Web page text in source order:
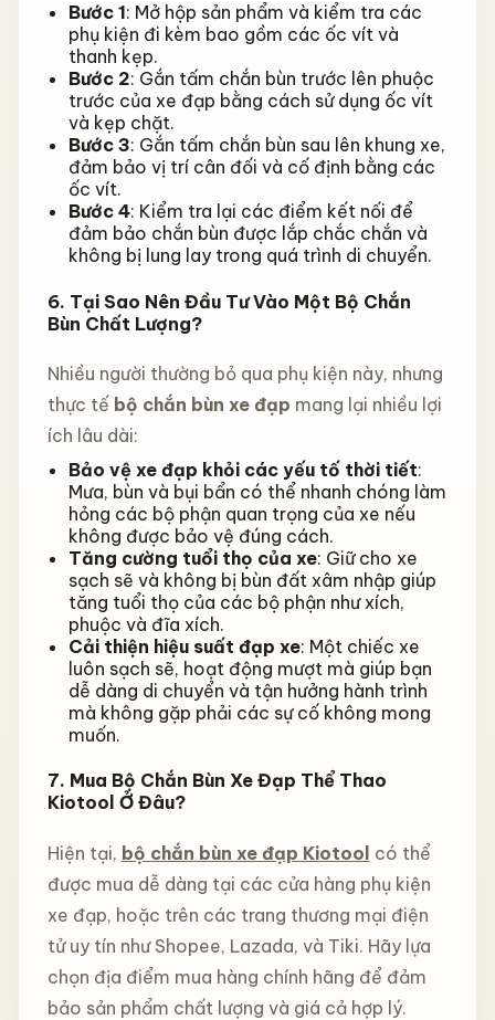
Bước 1: Mở hộp sản phẩm và kiểm tra các
phụ kiện đi kèm bao gồm các ốc vít và
thanh kẹp.
Bước 2: Gắn tấm chắn bùn trước lên phuộc
trước của xe đạp bằng cách sử dụng ốc vít
và kẹp chặt.
Bước 3: Gắn tấm chắn bùn sau lên khung xe,
đảm bảo vị trí cân đối và cố định bằng các
ốc vít.
Bước 4: Kiểm tra lại các điểm kết nối để
đảm bảo chắn bùn được lắp chắc chắn và
không bị lung lay trong quá trình di chuyển.
6. Tại Sao Nên Đầu Tư Vào Một Bộ Chắn
Bùn Chất Lượng?
Nhiều người thường bỏ qua phụ kiện này, nhưng
thực tế bộ chắn bùn xe đạp mang lại nhiều lợi
ích lâu dài:
Bảo vệ xe đạp khỏi các yếu tố thời tiết:
Mưa, bùn và bụi bẩn có thể nhanh chóng làm
hỏng các bộ phận quan trọng của xe nếu
không được bảo vệ đúng cách.
Tăng cường tuổi thọ của xe: Giữ cho xe
sạch sẽ và không bị bùn đất xâm nhập giúp
tăng tuổi thọ của các bộ phận như xích,
phuộc và đĩa xích.
Cải thiện hiệu suất đạp xe: Một chiếc xe
luôn sạch sẽ, hoạt động mượt mà giúp bạn
dễ dàng di chuyển và tận hưởng hành trình
mà không gặp phải các sự cố không mong
muốn.
7. Mua Bộ Chắn Bùn Xe Đạp Thể Thao
Kiotool Ở Đâu?
Hiện tại, bộ chắn bùn xe đạp Kiotool có thể
được mua dễ dàng tại các cửa hàng phụ kiện
xe đạp, hoặc trên các trang thương mại điện
tử uy tín như Shopee, Lazada, và Tiki. Hãy lựa
chọn địa điểm mua hàng chính hãng để đảm
bảo sản phẩm chất lượng và giá cả hợp lý.